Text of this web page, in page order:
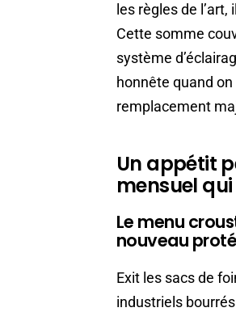
les règles de
Cette somme
système
honnête quand
remplacement
Un appétit
mensuel
Le menu
nouveau
Exit les sacs de
industriels